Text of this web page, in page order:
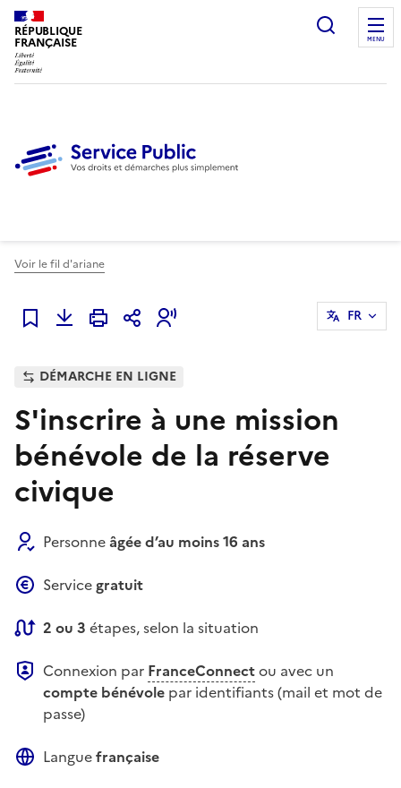
RÉPUBLIQUE
FRANÇAISE
Ouvrir
MENU
Voir le fil d'ariane
Ajouter à mes favoris
FR
DÉMARCHE EN LIGNE
S'inscrire à une mission
bénévole de la réserve
civique
Personneâgée d’au moins 16 ans
Service gratuit
2 ou 3 étapes, selon la situation
Connexion par FranceConnectou avec un
compte bénévole par identifiants (mail et mot de
passe)
Languefrançaise